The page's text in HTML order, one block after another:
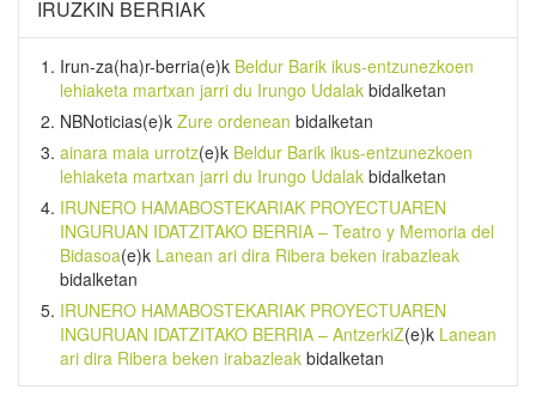
IRUZKIN BERRIAK
Irun-za(ha)r-berria(e)k Beldur Barik ikus-entzunezkoen
lehiaketa martxan jarri du Irungo Udalak bidalketan
NBNoticias(e)k Zure ordenean bidalketan
ainara maia urrotz(e)k Beldur Barik ikus-entzunezkoen
lehiaketa martxan jarri du Irungo Udalak bidalketan
IRUNERO HAMABOSTEKARIAK PROYECTUAREN
INGURUAN IDATZITAKO BERRIA – Teatro y Memoria del
Bidasoa(e)k Lanean ari dira Ribera beken irabazleak
bidalketan
IRUNERO HAMABOSTEKARIAK PROYECTUAREN
INGURUAN IDATZITAKO BERRIA – AntzerkiZ(e)k Lanean
ari dira Ribera beken irabazleak bidalketan